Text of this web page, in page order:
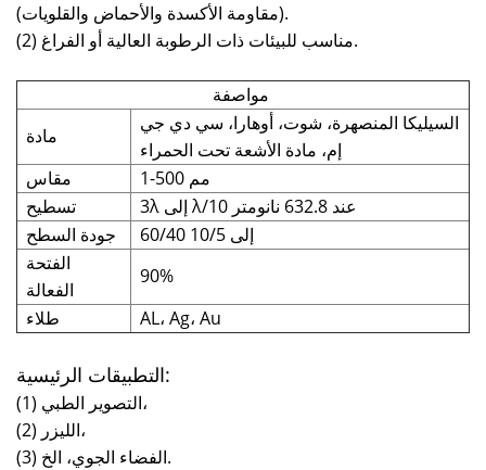
(مقاومة الأكسدة والأحماض والقلويات).
(2) مناسب للبيئات ذات الرطوبة العالية أو الفراغ.
مواصفة
مادة
السيليكا المنصهرة، شوت، أوهارا، سي دي جي
إم، مادة الأشعة تحت الحمراء
مقاس
1-500 مم
تسطيح
3λ إلى λ/10 عند 632.8 نانومتر
جودة السطح
60/40 إلى 10/5
الفتحة
الفعالة
90%
طلاء
AL، Ag، Au
التطبيقات الرئيسية:
(1) التصوير الطبي،
(2) الليزر،
(3) الفضاء الجوي، الخ.